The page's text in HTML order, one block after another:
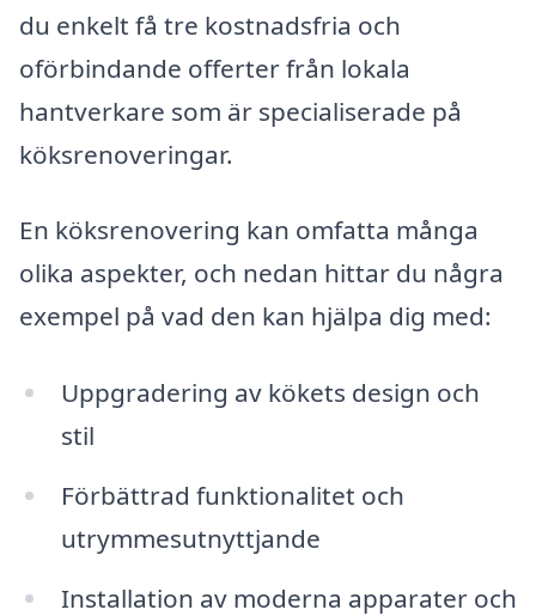
du enkelt få tre kostnadsfria och
oförbindande offerter från lokala
hantverkare som är specialiserade på
köksrenoveringar.
En köksrenovering kan omfatta många
olika aspekter, och nedan hittar du några
exempel på vad den kan hjälpa dig med:
Uppgradering av kökets design och
stil
Förbättrad funktionalitet och
utrymmesutnyttjande
Installation av moderna apparater och